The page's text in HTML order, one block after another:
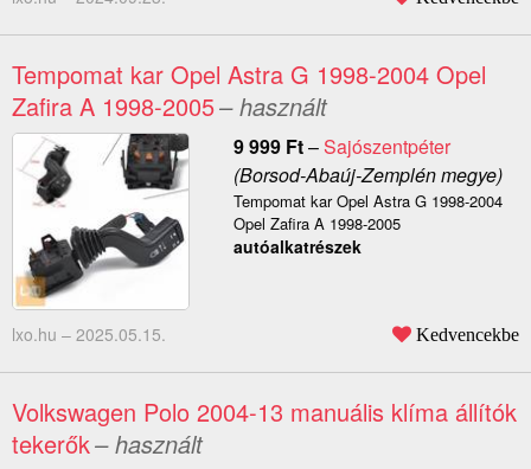
Tempomat kar Opel Astra G 1998-2004 Opel
Zafira A 1998-2005– használt
9 999 Ft–Sajószentpéter
(Borsod-Abaúj-Zemplén megye)
Tempomat kar Opel Astra G 1998-2004
Opel Zafira A 1998-2005
autóalkatrészek
lxo.hu – 2025.05.15. Kedvencekbe
Volkswagen Polo 2004-13 manuális klíma állítók
tekerők– használt